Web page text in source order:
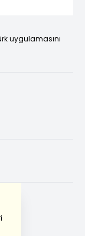
uygulamasını